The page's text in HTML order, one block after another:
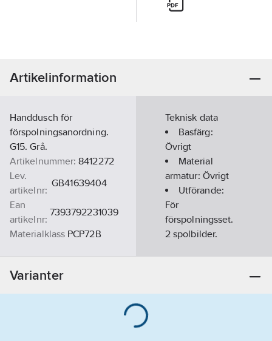
Artikelinformation
Handdusch för
förspolningsanordning.
G15. Grå.
Artikelnummer: 8412272
Lev.
artikelnr:
GB41639404
Ean
artikelnr:
7393792231039
Materialklass PCP72B
Teknisk data
Basfärg:
Övrigt
Material
armatur: Övrigt
Utförande:
För
förspolningsset.
2 spolbilder.
Varianter